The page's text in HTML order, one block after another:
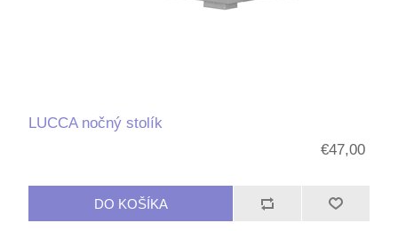
LUCCA nočný stolík
€47,00